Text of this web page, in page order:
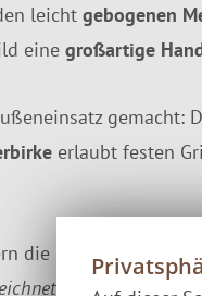
leicht gebogenen
eine großartige
gemacht:
erlaubt festen
die nachhaltige
sich nicht durch